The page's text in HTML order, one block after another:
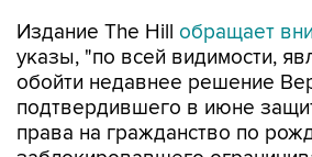
Издание The Hill обращает
указы, "по всей видимости,
обойти недавнее решение
подтвердившего в июне
права на гражданство по